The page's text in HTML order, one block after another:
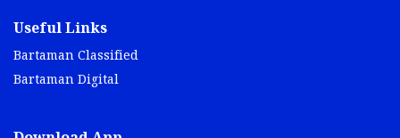
Useful Links
Bartaman Classified
Bartaman Digital